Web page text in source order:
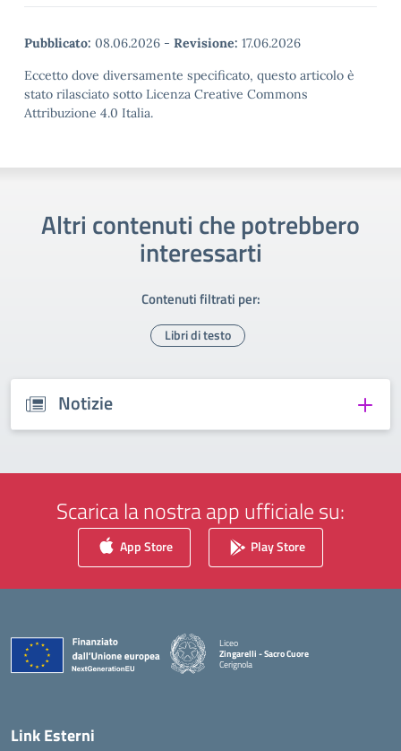
Pubblicato: 08.06.2026 - Revisione: 17.06.2026
Eccetto dove diversamente specificato, questo articolo è
stato rilasciato sotto Licenza Creative Commons
Attribuzione 4.0 Italia.
Altri contenuti che potrebbero
interessarti
Contenuti filtrati per:
Libri di testo
Notizie
Scarica la nostra app ufficiale su:
App Store Play Store
Liceo
Zingarelli - Sacro Cuore
Cerignola
— Visita la pagina iniziale della scuola
Link Esterni